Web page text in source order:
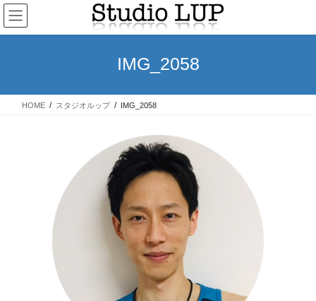
コ
ン
テ
ス
ナ
ビ
ゲ
ン
IMG_2058
HOME スタジオルップ IMG_2058